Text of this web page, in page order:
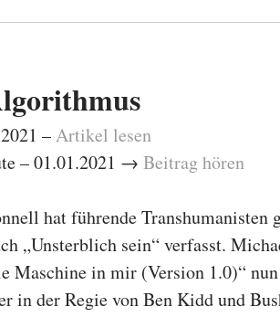
–Artikel lesen
– 01.01.2021 → Beitrag hören
hat führende Transhumanisten
„Unsterblich sein“ verfasst.
Maschine in mir (Version 1.0)“
in der Regie von Ben Kidd und